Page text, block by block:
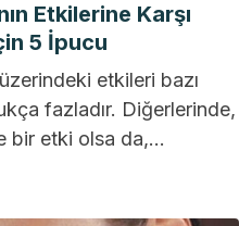
Etkilerine Karşı
5 İpucu
etkileri bazı
fazladır. Diğerlerinde,
bir etki olsa da,